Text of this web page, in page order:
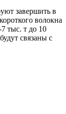
завершить в
волокна
7 тыс. т до 10
связаны с